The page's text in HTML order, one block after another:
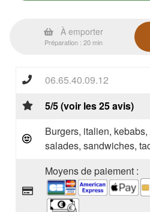
À emporter
Préparation : 20 min
06.65.40.09.12
5/5 (voir les 25 avis)
Burgers, italien,
salades, sandwiches,
Moyens de paiement :